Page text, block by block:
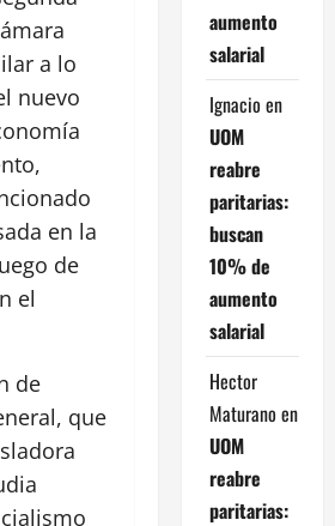
a lo
nuevo
en la
de
el
de
que
aumento
salarial
Ignacio en
UOM
reabre
paritarias:
buscan
10% de
aumento
salarial
Hector
Maturano en
UOM
reabre
paritarias: